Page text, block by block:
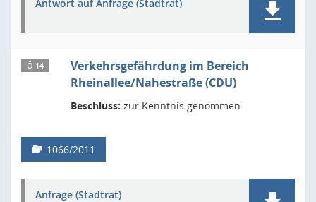
Antwort auf Anfrage (Stadtrat)
Ö 14
Verkehrsgefährdung im Bereich
Rheinallee/Nahestraße (CDU)
Beschluss: zur Kenntnis genommen
1066/2011
Anfrage (Stadtrat)